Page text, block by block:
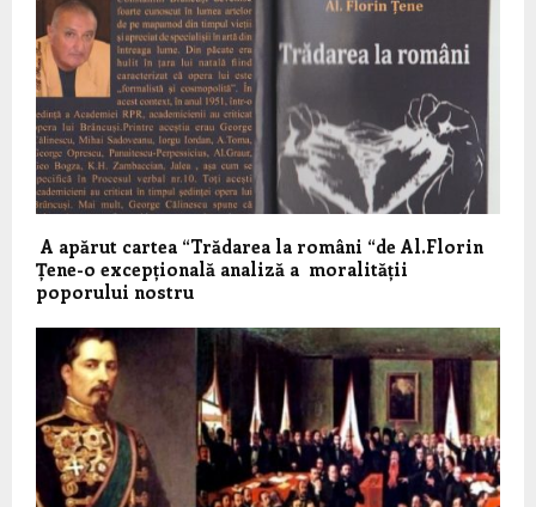
A apărut cartea “Trădarea la români “de Al.Florin
Țene-o excepțională analiză a moralității
poporului nostru